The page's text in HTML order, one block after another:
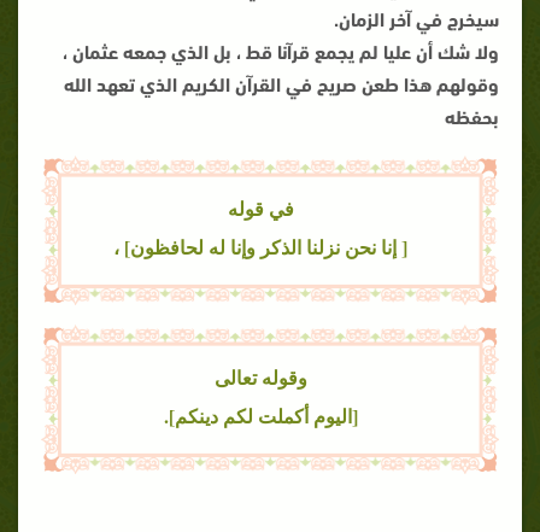
سيخرج في آخر الزمان.
ولا شك أن عليا لم يجمع قرآنا قط ، بل الذي جمعه عثمان ،
وقولهم هذا طعن صريح في القرآن الكريم الذي تعهد الله
بحفظه
في قوله
[ إنا نحن نزلنا الذكر وإنا له لحافظون] ،
وقوله تعالى
[اليوم أكملت لكم دينكم].